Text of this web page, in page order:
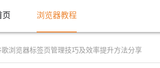
页 浏览器教程
歌浏览器标签页管理技巧及效率提升方法分享